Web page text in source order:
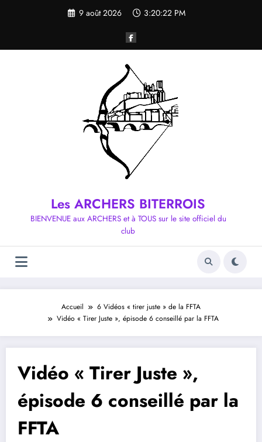
9 août 2026 3:20:23 PM
Les ARCHERS BITERROIS
BIENVENUE aux ARCHERS et à TOUS sur le site officiel du
club
Accueil
6 Vidéos « tirer juste » de la FFTA
Vidéo « Tirer Juste », épisode 6 conseillé par la FFTA
Vidéo « Tirer Juste »,
épisode 6 conseillé par la
FFTA